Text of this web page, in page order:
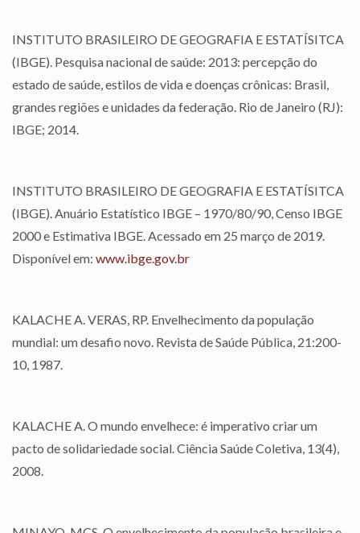
INSTITUTO BRASILEIRO DE GEOGRAFIA E ESTATÍSITCA
(IBGE). Pesquisa nacional de saúde: 2013: percepção do
estado de saúde, estilos de vida e doenças crônicas: Brasil,
grandes regiões e unidades da federação. Rio de Janeiro (RJ):
IBGE; 2014.
INSTITUTO BRASILEIRO DE GEOGRAFIA E ESTATÍSITCA
(IBGE). Anuário Estatístico IBGE – 1970/80/90, Censo IBGE
2000 e Estimativa IBGE. Acessado em 25 março de 2019.
Disponível em: www.ibge.gov.br
KALACHE A. VERAS, RP. Envelhecimento da população
mundial: um desafio novo. Revista de Saúde Pública, 21:200-
10, 1987.
KALACHE A. O mundo envelhece: é imperativo criar um
pacto de solidariedade social. Ciência Saúde Coletiva, 13(4),
2008.